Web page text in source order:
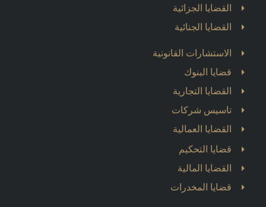
القضايا الجزائية
القضايا الجنائية
الاستشارات القانونية
قضايا البنوك
القضايا التجارية
تاسيس شركات
القضايا العمالية
قضايا التحكيم
القضايا المالية
قضايا المخدرات